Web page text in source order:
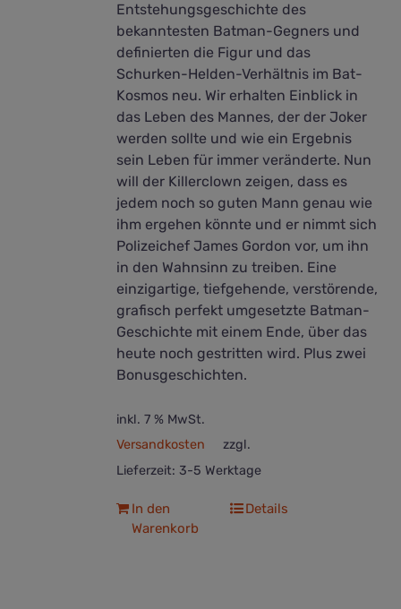
Entstehungsgeschichte des
bekanntesten Batman-Gegners und
definierten die Figur und das
Schurken-Helden-Verhältnis im Bat-
Kosmos neu. Wir erhalten Einblick in
das Leben des Mannes, der der Joker
werden sollte und wie ein Ergebnis
sein Leben für immer veränderte. Nun
will der Killerclown zeigen, dass es
jedem noch so guten Mann genau wie
ihm ergehen könnte und er nimmt sich
Polizeichef James Gordon vor, um ihn
in den Wahnsinn zu treiben. Eine
einzigartige, tiefgehende, verstörende,
grafisch perfekt umgesetzte Batman-
Geschichte mit einem Ende, über das
heute noch gestritten wird. Plus zwei
Bonusgeschichten.
inkl. 7 % MwSt.
zzgl.
Versandkosten
Lieferzeit: 3-5 Werktage
In den
Warenkorb
Details